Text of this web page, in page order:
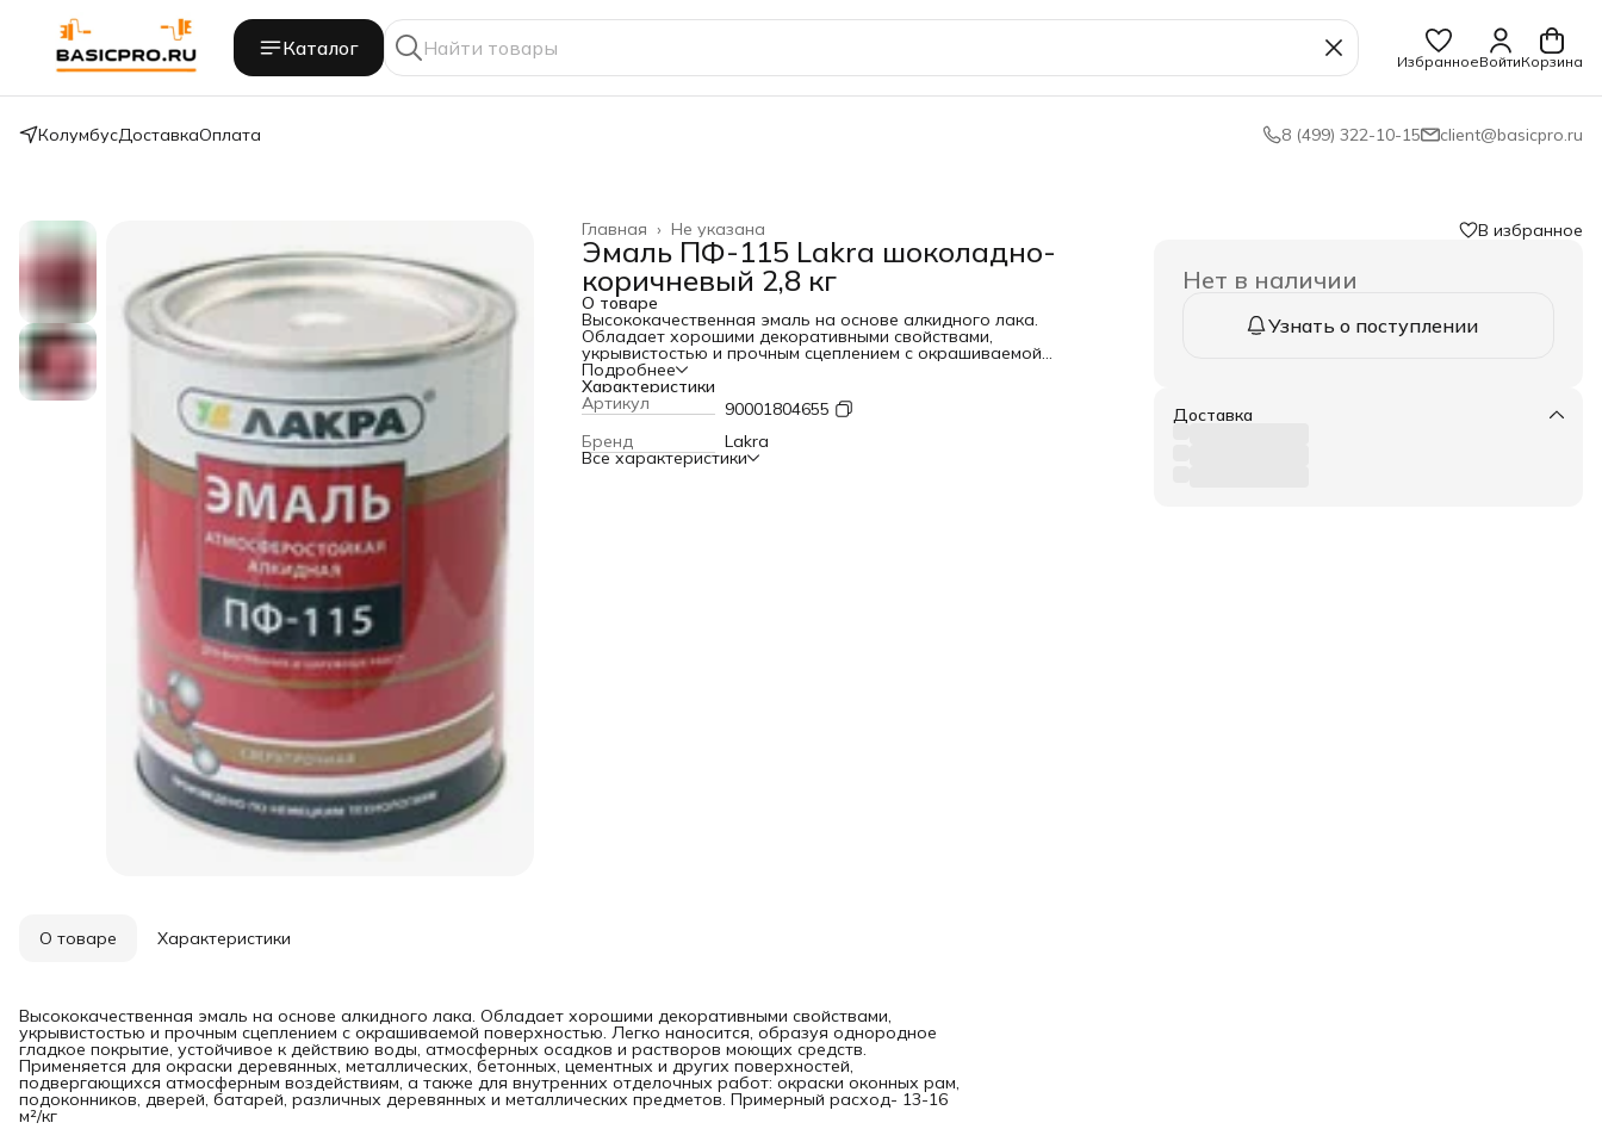
Каталог
ИзбранноеВойтиКорзина
КолумбусДоставкаОплата 8 (499) 322-10-15 client@basicpro.ru
Не указана
Главная ›
Эмаль ПФ-115 Lakra шоколадно-
коричневый 2,8 кг
О товаре
Высококачественная эмаль на основе алкидного лака.
Обладает хорошими декоративными свойствами,
укрывистостью и прочным сцеплением с окрашиваемой
поверхностью. Легко наносится, образуя однородное гладкое
покрытие, устойчивое к действию воды, атмосферных осадков
и растворов моющих средств. Применяется для окраски
деревянных, металлических, бетонных, цементных и других
поверхностей, подвергающихся атмосферным воздействиям, а
также для внутренних отделочных работ: окраски оконных
рам, подоконников, дверей, батарей, различных деревянных и
Подробнее
Характеристики
Артикул
90001804655
Бренд
Lakra
Все характеристики
В избранное
Нет в наличии
Узнать о поступлении
Доставка
О товаре Характеристики
Высококачественная эмаль на основе алкидного лака. Обладает хорошими декоративными свойствами,
укрывистостью и прочным сцеплением с окрашиваемой поверхностью. Легко наносится, образуя однородное
гладкое покрытие, устойчивое к действию воды, атмосферных осадков и растворов моющих средств.
Применяется для окраски деревянных, металлических, бетонных, цементных и других поверхностей,
подвергающихся атмосферным воздействиям, а также для внутренних отделочных работ: окраски оконных рам,
подоконников, дверей, батарей, различных деревянных и металлических предметов. Примерный расход- 13-16
м²/кг